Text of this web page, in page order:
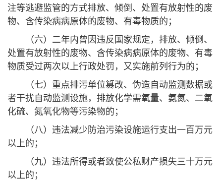
注等逃避监管的方式排放、倾倒、处置有放射性的废
物、含传染病病原体的废物、有毒物质的；
（六）二年内曾因违反国家规定，排放、倾倒、
处置有放射性的废物、含传染病病原体的废物、有毒
物质受过两次以上行政处罚，又实施前列行为的；
（七）重点排污单位篡改、伪造自动监测数据或
者干扰自动监测设施，排放化学需氧量、氨氮、二氧
化硫、氮氧化物等污染物的；
（八）违法减少防治污染设施运行支出一百万元
以上的；
（九）违法所得或者致使公私财产损失三十万元
以上的；